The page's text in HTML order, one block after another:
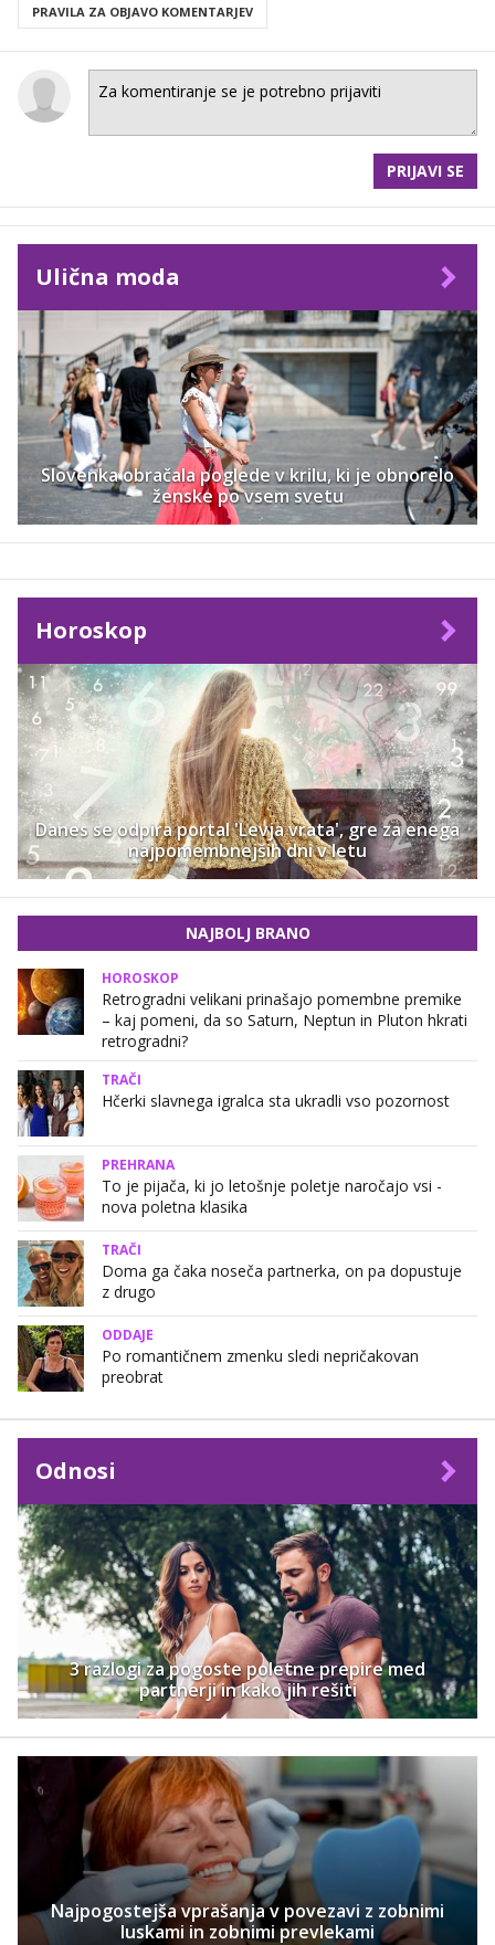
PRAVILA ZA OBJAVO KOMENTARJEV
PRIJAVI SE
Ulična moda
Slovenka obračala poglede v krilu, ki je obnorelo
ženske po vsem svetu
Horoskop
Danes se odpira portal 'Levja vrata', gre za enega
najpomembnejših dni v letu
NAJBOLJ BRANO
HOROSKOP
Retrogradni velikani prinašajo pomembne premike
– kaj pomeni, da so Saturn, Neptun in Pluton hkrati
retrogradni?
TRAČI
Hčerki slavnega igralca sta ukradli vso pozornost
PREHRANA
To je pijača, ki jo letošnje poletje naročajo vsi -
nova poletna klasika
TRAČI
Doma ga čaka noseča partnerka, on pa dopustuje
z drugo
ODDAJE
Po romantičnem zmenku sledi nepričakovan
preobrat
Odnosi
3 razlogi za pogoste poletne prepire med
partnerji in kako jih rešiti
Najpogostejša vprašanja v povezavi z zobnimi
luskami in zobnimi prevlekami